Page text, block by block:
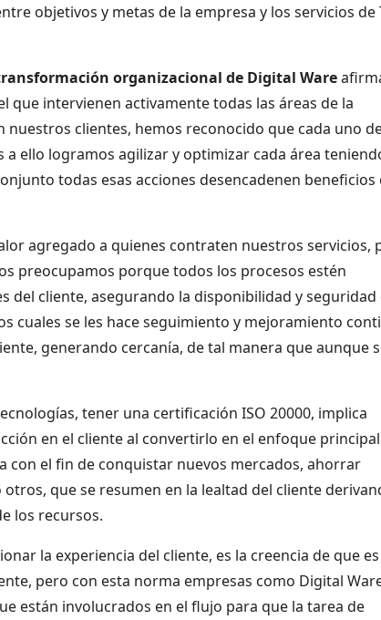
objetivos y metas de la empresa y los servicios de
organizacional de Digital Ware
intervienen activamente todas las áreas de la
clientes, hemos reconocido que cada uno
ello logramos agilizar y optimizar cada área
todas esas acciones desencadenen beneficios
agregado a quienes contraten nuestros servicios,
preocupamos porque todos los procesos estén
del cliente, asegurando la disponibilidad y seguridad
cuales se les hace seguimiento y mejoramiento
generando cercanía, de tal manera que aunque
tener una certificación ISO 20000, implica
en el cliente al convertirlo en el enfoque
con el fin de conquistar nuevos mercados, ahorrar
que se resumen en la lealtad del cliente
los recursos.
la experiencia del cliente, es la creencia de que
pero con esta norma empresas como Digital
están involucrados en el flujo para que la tarea de